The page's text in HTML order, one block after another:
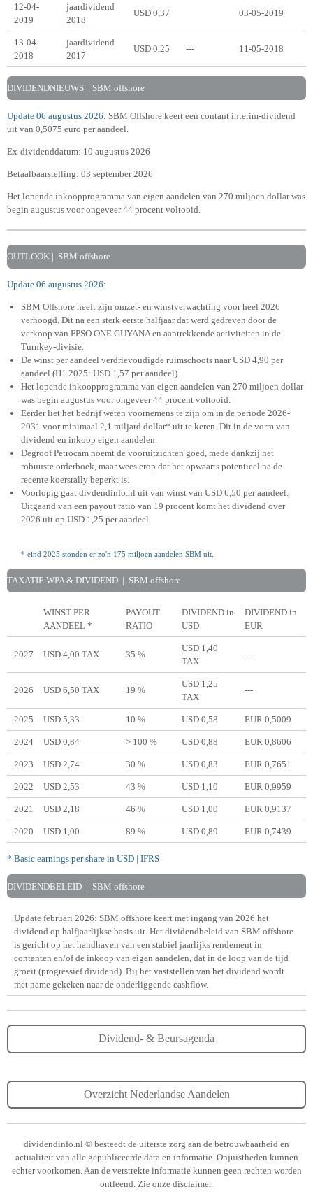
12-04-
2019
jaardividend
2018
USD 0,37 03-05-2019
13-04-
2018
jaardividend
2017
USD 0,25 --- 11-05-2018
DIVIDENDNIEUWS | SBM offshore
Update 06 augustus 2026: SBM Offshore keert een contant interim-dividend
uit van 0,5075 euro per aandeel.
Ex-dividenddatum: 10 augustus 2026
Betaalbaarstelling: 03 september 2026
Het lopende inkoopprogramma van eigen aandelen van 270 miljoen dollar was
begin augustus voor ongeveer 44 procent voltooid.
OUTLOOK | SBM offshore
Update 06 augustus 2026:
SBM Offshore heeft zijn omzet- en winstverwachting voor heel 2026
verhoogd. Dit na een sterk eerste halfjaar dat werd gedreven door de
verkoop van FPSO ONE GUYANA en aantrekkende activiteiten in de
Turnkey-divisie.
De winst per aandeel verdrievoudigde ruimschoots naar USD 4,90 per
aandeel (H1 2025: USD 1,57 per aandeel).
Het lopende inkoopprogramma van eigen aandelen van 270 miljoen dollar
was begin augustus voor ongeveer 44 procent voltooid.
Eerder liet het bedrijf weten voornemens te zijn om in de periode 2026-
2031 voor minimaal 2,1 miljard dollar* uit te keren. Dit in de vorm van
dividend en inkoop eigen aandelen.
Degroof Petrocam noemt de vooruitzichten goed, mede dankzij het
robuuste orderboek, maar wees erop dat het opwaarts potentieel na de
recente koersrally beperkt is.
Voorlopig gaat divdendinfo.nl uit van winst van USD 6,50 per aandeel.
Uitgaand van een payout ratio van 19 procent komt het dividend over
2026 uit op USD 1,25 per aandeel
* eind 2025 stonden er zo'n 175 miljoen aandelen SBM uit.
TAXATIE WPA & DIVIDEND | SBM offshore
WINST PER
AANDEEL *
PAYOUT
RATIO
DIVIDEND in
USD
DIVIDEND in
EUR
2027 USD 4,00 TAX 35 %
USD 1,40
TAX
---
2026 USD 6,50 TAX 19 %
USD 1,25
TAX
---
2025 USD 5,33 10 % USD 0,58 EUR 0,5009
2024 USD 0,84 > 100 % USD 0,88 EUR 0,8606
2023 USD 2,74 30 % USD 0,83 EUR 0,7651
2022 USD 2,53 43 % USD 1,10 EUR 0,9959
2021 USD 2,18 46 % USD 1,00 EUR 0,9137
2020 USD 1,00 89 % USD 0,89 EUR 0,7439
* Basic earnings per share in USD | IFRS
DIVIDENDBELEID | SBM offshore
Update februari 2026: SBM offshore keert met ingang van 2026 het
dividend op halfjaarlijkse basis uit. Het dividendbeleid van SBM offshore
is gericht op het handhaven van een stabiel jaarlijks rendement in
contanten en/of de inkoop van eigen aandelen, dat in de loop van de tijd
groeit (progressief dividend). Bij het vaststellen van het dividend wordt
met name gekeken naar de onderliggende cashflow.
Dividend- & Beursagenda
Overzicht Nederlandse Aandelen
dividendinfo.nl © besteedt de uiterste zorg aan de betrouwbaarheid en
actualiteit van alle gepubliceerde data en informatie. Onjuistheden kunnen
echter voorkomen. Aan de verstrekte informatie kunnen geen rechten worden
ontleend. Zie onze disclaimer.